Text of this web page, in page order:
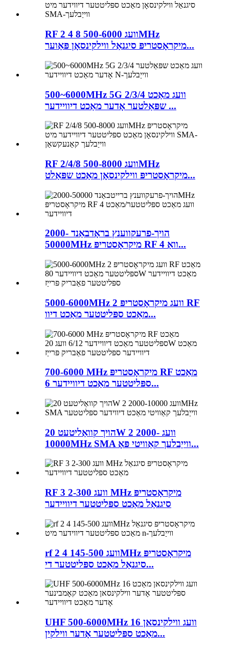
RF 2 4 8 וועג 500-6000MHz
מיקראָסטריפּ סיגנאַל ווילקינסאָן פּאַוער...
500~6000MHz 5G 2/3/4 וועג מאַכט
שפּאַלטער אָדער מאַכט דיוויידער ...
RF 2/4/8 וועג 500-8000MHz
מיקראָסטריפּ ווילקינסאָן מאַכט שפּאַלט...
הויך-פרעקווענץ בראָדבאַנד 2000-
50000MHz מיקראָסטריפּ RF 4 וואַ...
5000-6000MHz 2 וועג מיקראָסטריפּ RF
מאַכט ספּליטטער מאַכט דיוו...
700-6000 MHz מיקראָסטריפּ RF מאַכט
ספּליטטער מאַכט דיוויידער 6...
הויך קוואַליטעט 20W 2 וועג 2000-
10000MHz SMA ווייַבלעך קאַוויטי פּאָ...
RF 3 וועג 2-300 MHz מיקראָסטריפּ
סיגנאַל מאַכט ספּליטטער דיוויידער
rf 2 4 וועג 145-500MHz מיקראָסטריפּ
סיגנאַל מאַכט ספּליטטער די...
UHF 500-6000MHz 16 וועג ווילקינסאן
מאַכט ספּליטטער אָדער ווילקין...